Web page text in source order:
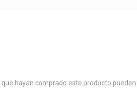
hayan comprado este producto